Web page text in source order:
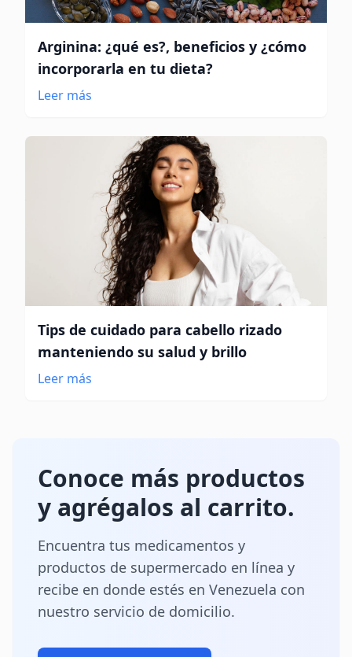
Arginina: ¿qué es?, beneficios y ¿cómo
incorporarla en tu dieta?
Leer más
Tips de cuidado para cabello rizado
manteniendo su salud y brillo
Leer más
Conoce más productos
y agrégalos al carrito.
Encuentra tus medicamentos y
productos de supermercado en línea y
recibe en donde estés en Venezuela con
nuestro servicio de domicilio.